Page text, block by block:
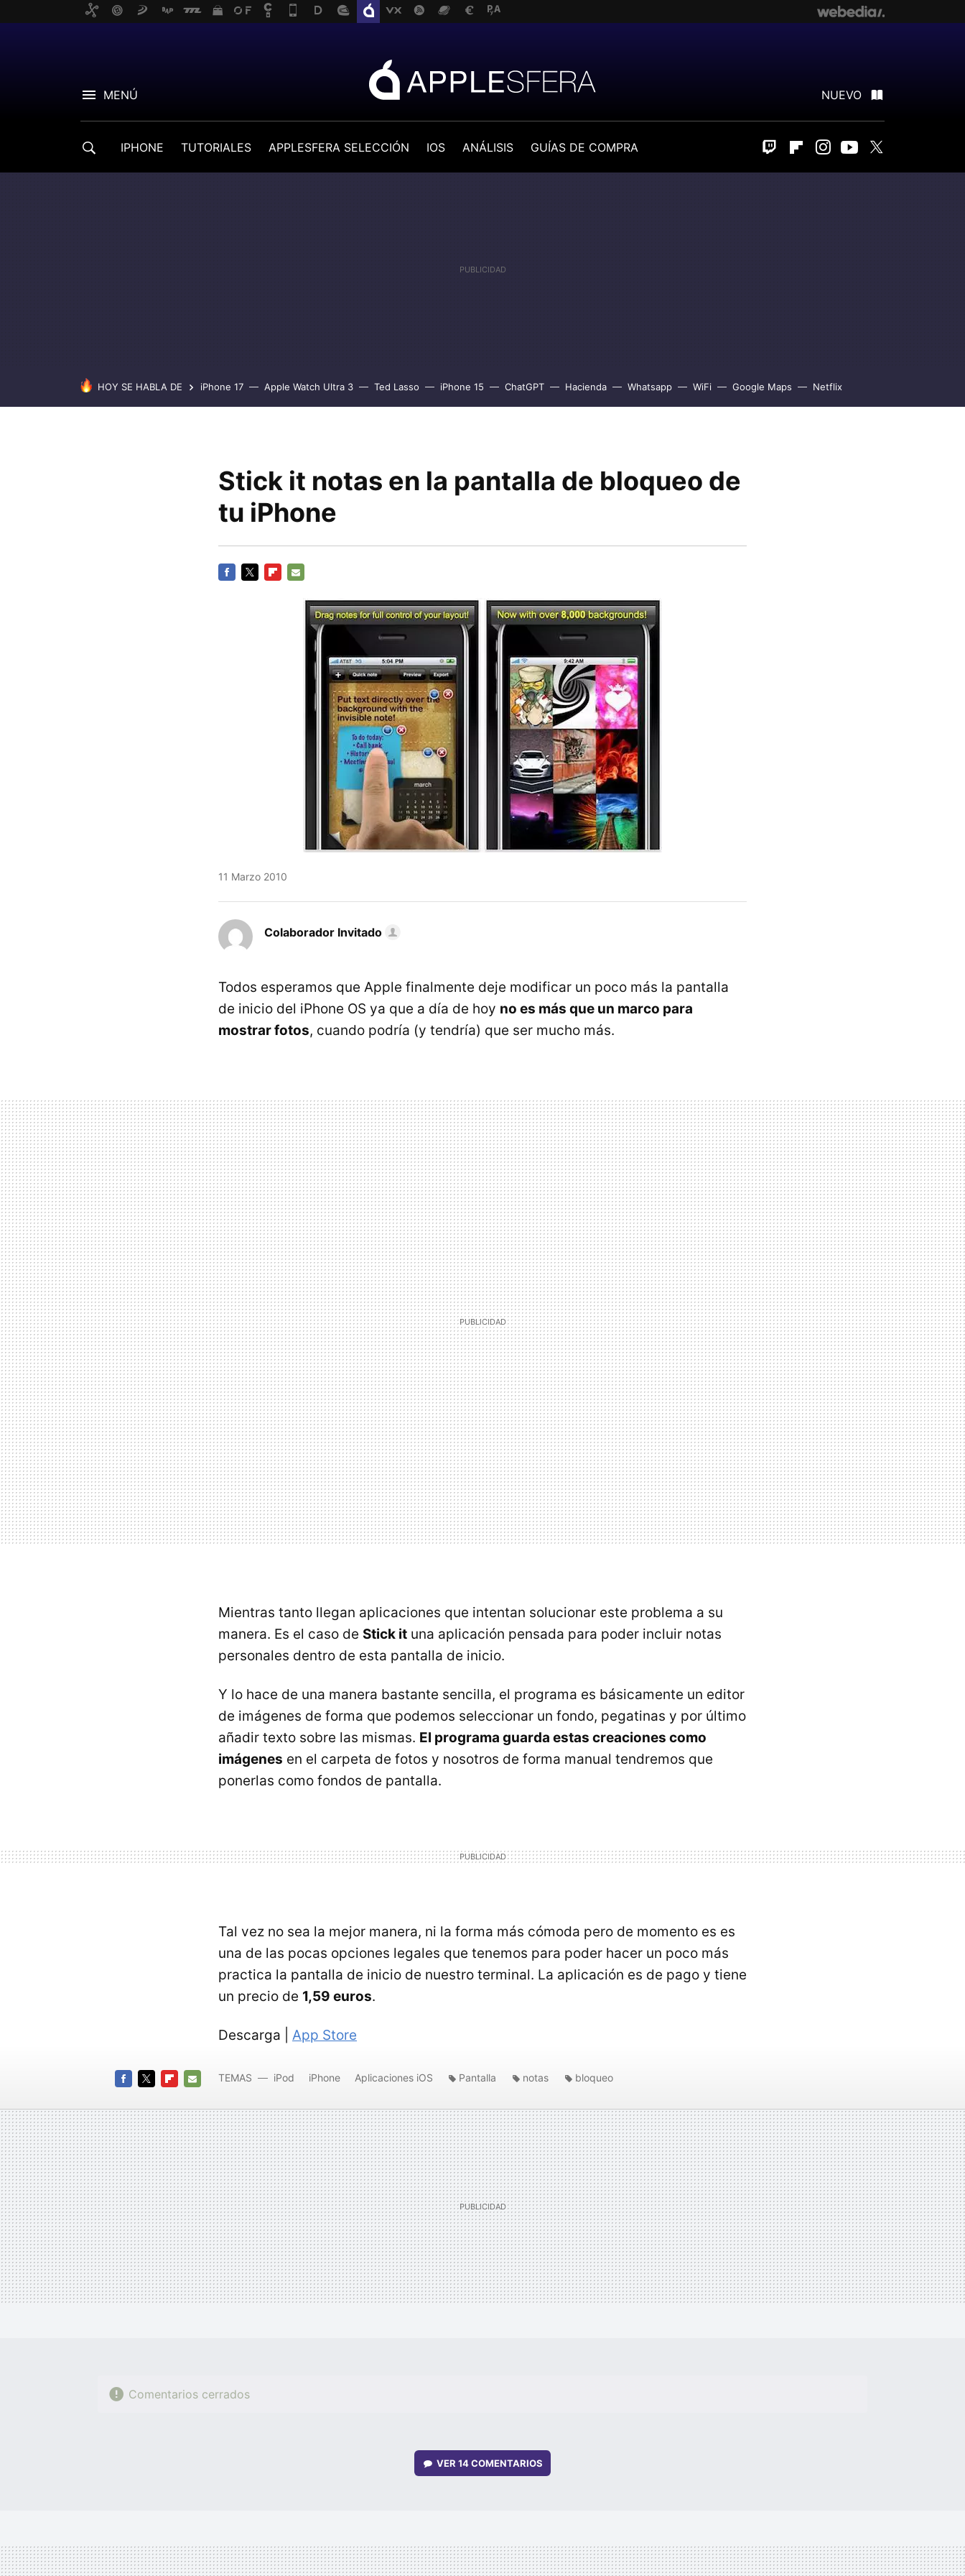
MENÚ NUEVO
IPHONE TUTORIALES APPLESFERA SELECCIÓN IOS ANÁLISIS GUÍAS DE COMPRA Twitch FlipboardInstagram
Youtube
HOY SE HABLA DE iPhone 17 Apple Watch Ultra 3 Ted Lasso iPhone 15 ChatGPT Hacienda Whatsapp WiFi Google Maps Netflix
Stick it notas en la pantalla de bloqueo de
tu iPhone
MAIL
11 Marzo 2010
Colaborador Invitado
Todos esperamos que Apple finalmente deje modificar un poco más la pantalla
de inicio del iPhone OS ya que a día de hoy no es más que un marco para
mostrar fotos, cuando podría (y tendría) que ser mucho más.
Mientras tanto llegan aplicaciones que intentan solucionar este problema a su
manera. Es el caso de Stick it una aplicación pensada para poder incluir notas
personales dentro de esta pantalla de inicio.
Y lo hace de una manera bastante sencilla, el programa es básicamente un editor
de imágenes de forma que podemos seleccionar un fondo, pegatinas y por último
añadir texto sobre las mismas. El programa guarda estas creaciones como
imágenes en el carpeta de fotos y nosotros de forma manual tendremos que
ponerlas como fondos de pantalla.
Tal vez no sea la mejor manera, ni la forma más cómoda pero de momento es es
una de las pocas opciones legales que tenemos para poder hacer un poco más
practica la pantalla de inicio de nuestro terminal. La aplicación es de pago y tiene
un precio de 1,59 euros.
Descarga | App Store
MAIL
TEMAS iPod iPhone Aplicaciones iOS Pantalla notas bloqueo
Comentarios cerrados
VER 14 COMENTARIOS